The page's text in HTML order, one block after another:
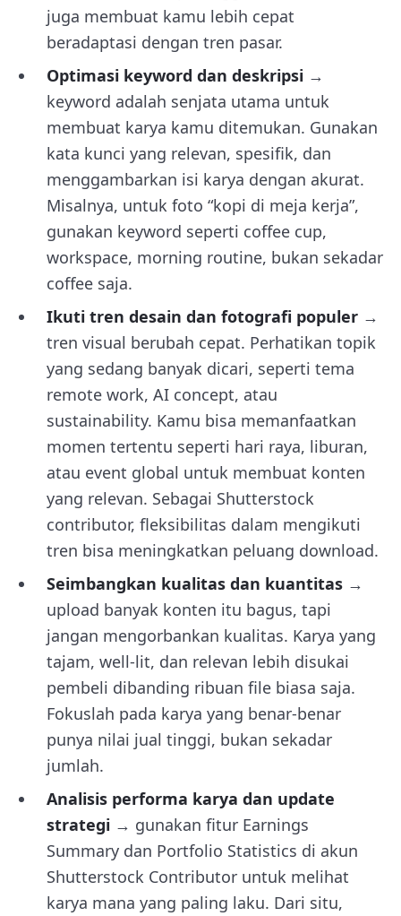
juga membuat kamu lebih cepat
beradaptasi dengan tren pasar.
Optimasi keyword dan deskripsi →
keyword adalah senjata utama untuk
membuat karya kamu ditemukan. Gunakan
kata kunci yang relevan, spesifik, dan
menggambarkan isi karya dengan akurat.
Misalnya, untuk foto “kopi di meja kerja”,
gunakan keyword seperti coffee cup,
workspace, morning routine, bukan sekadar
coffee saja.
Ikuti tren desain dan fotografi populer →
tren visual berubah cepat. Perhatikan topik
yang sedang banyak dicari, seperti tema
remote work, AI concept, atau
sustainability. Kamu bisa memanfaatkan
momen tertentu seperti hari raya, liburan,
atau event global untuk membuat konten
yang relevan. Sebagai Shutterstock
contributor, fleksibilitas dalam mengikuti
tren bisa meningkatkan peluang download.
Seimbangkan kualitas dan kuantitas →
upload banyak konten itu bagus, tapi
jangan mengorbankan kualitas. Karya yang
tajam, well-lit, dan relevan lebih disukai
pembeli dibanding ribuan file biasa saja.
Fokuslah pada karya yang benar-benar
punya nilai jual tinggi, bukan sekadar
jumlah.
Analisis performa karya dan update
strategi → gunakan fitur Earnings
Summary dan Portfolio Statistics di akun
Shutterstock Contributor untuk melihat
karya mana yang paling laku. Dari situ,